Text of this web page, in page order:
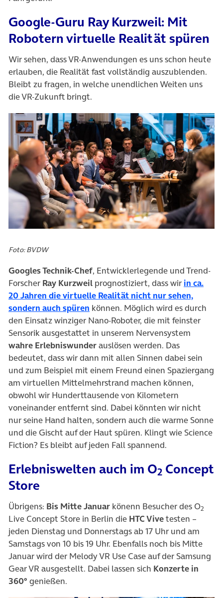
Google-Guru Ray Kurzweil: Mit
Robotern virtuelle Realität spüren
Wir sehen, dass VR-Anwendungen es uns schon heute
erlauben, die Realität fast vollständig auszublenden.
Bleibt zu fragen, in welche unendlichen Weiten uns
die VR-Zukunft bringt.
Foto: BVDW
Googles Technik-Chef, Entwicklerlegende und Trend-
Forscher Ray Kurzweil prognostiziert, dass wir in ca.
20 Jahren die virtuelle Realität nicht nur sehen,
sondern auch spüren (öffnet in neuem Tab)
können. Möglich wird es durch
den Einsatz winziger Nano-Roboter, die mit feinster
Sensorik ausgestattet in unserem Nervensystem
wahre Erlebniswunderauslösen werden. Das
bedeutet, dass wir dann mit allen Sinnen dabei sein
und zum Beispiel mit einem Freund einen Spaziergang
am virtuellen Mittelmehrstrand machen können,
obwohl wir Hunderttausende von Kilometern
voneinander entfernt sind. Dabei könnten wir nicht
nur seine Hand halten, sondern auch die warme Sonne
und die Gischt auf der Haut spüren. Klingt wie Science
Fiction? Es bleibt auf jeden Fall spannend.
Erlebniswelten auch im O2 Concept
Store
Übrigens: Bis Mitte Januar könenn Besucher des O2
Live Concept Store in Berlin die HTC Vivetesten –
jeden Dienstag und Donnerstags ab 17 Uhr und am
Samstags von 10 bis 19 Uhr. Ebenfalls noch bis Mitte
Januar wird der Melody VR Use Case auf der Samsung
Gear VR ausgestellt. Dabei lassen sich Konzerte in
360° genießen.